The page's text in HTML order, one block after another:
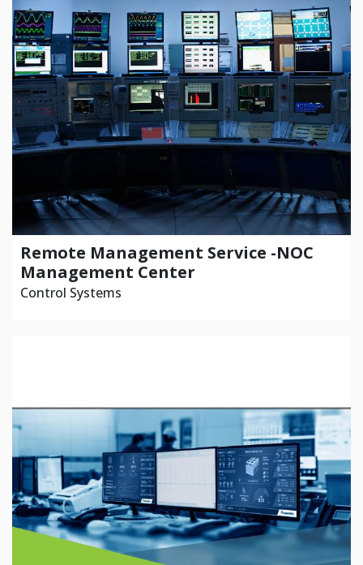
Remote Management Service -NOC
Management Center
Control Systems